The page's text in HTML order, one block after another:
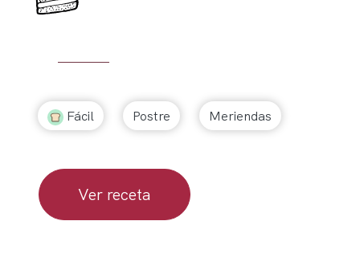
Fácil Postre Meriendas
Ver receta